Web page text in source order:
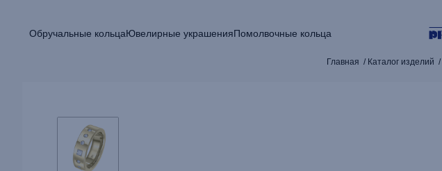
Обручальные кольцаЮвелирные украшенияПомолвочные кольца
Главная Каталог изделий